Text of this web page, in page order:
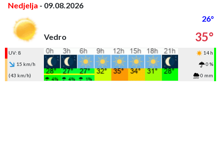
Nedjelja - 09.08.2026
26°
Vedro
35°
UV: 8
14 h
15 km/h
0 %
(43 km/h)
0 mm